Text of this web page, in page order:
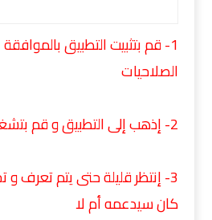
1- قم بتثبيت التطبيق
الصلاحيات
2- إذهب إلى التطبيق و قم بتشغيله
3- إنتظر قليلة حتى يتم
كان سيدعمه أم لا